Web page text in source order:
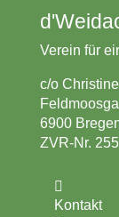
Verein für
c/o
6900
ZVR-Nr.

Kontakt